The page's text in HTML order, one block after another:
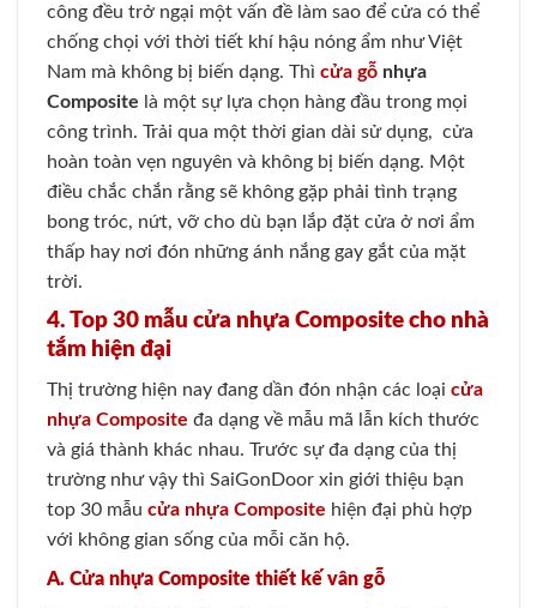
công đều trở ngại một vấn đề làm sao để cửa có thể
chống chọi với thời tiết khí hậu nóng ẩm như Việt
Nam mà không bị biến dạng. Thì cửa gỗ nhựa
Composite là một sự lựa chọn hàng đầu trong mọi
công trình. Trải qua một thời gian dài sử dụng, cửa
hoàn toàn vẹn nguyên và không bị biến dạng. Một
điều chắc chắn rằng sẽ không gặp phải tình trạng
bong tróc, nứt, vỡ cho dù bạn lắp đặt cửa ở nơi ẩm
thấp hay nơi đón những ánh nắng gay gắt của mặt
trời.
4. Top 30 mẫu cửa nhựa Composite cho nhà
tắm hiện đại
Thị trường hiện nay đang dần đón nhận các loại cửa
nhựa Composite đa dạng về mẫu mã lẫn kích thước
và giá thành khác nhau. Trước sự đa dạng của thị
trường như vậy thì SaiGonDoor xin giới thiệu bạn
top 30 mẫu cửa nhựa Composite hiện đại phù hợp
với không gian sống của mỗi căn hộ.
A. Cửa nhựa Composite thiết kế vân gỗ